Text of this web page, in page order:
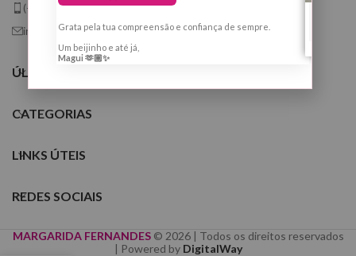
(+351) 925 799 410
info@tarologamargaridafernandes.com
ÚLTIMOS POSTS
CATEGORIAS
LINKS ÚTEIS
REDES SOCIAIS
MARGARIDA FERNANDES© 2026 | Todos os direitos reservados
| Powered by DigitalWay
Grata pela tua compreensão e confiança de sempre.
Um beijinho e até já,
Magui 🫶🏼✨